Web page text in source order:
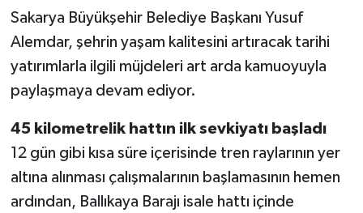
Sakarya Büyükşehir Belediye Başkanı Yusuf
Alemdar, şehrin yaşam kalitesini artıracak tarihi
yatırımlarla ilgili müjdeleri art arda kamuoyuyla
paylaşmaya devam ediyor.
45 kilometrelik hattın ilk sevkiyatı başladı
12 gün gibi kısa süre içerisinde tren raylarının yer
altına alınması çalışmalarının başlamasının hemen
ardından, Ballıkaya Barajı isale hattı içinde